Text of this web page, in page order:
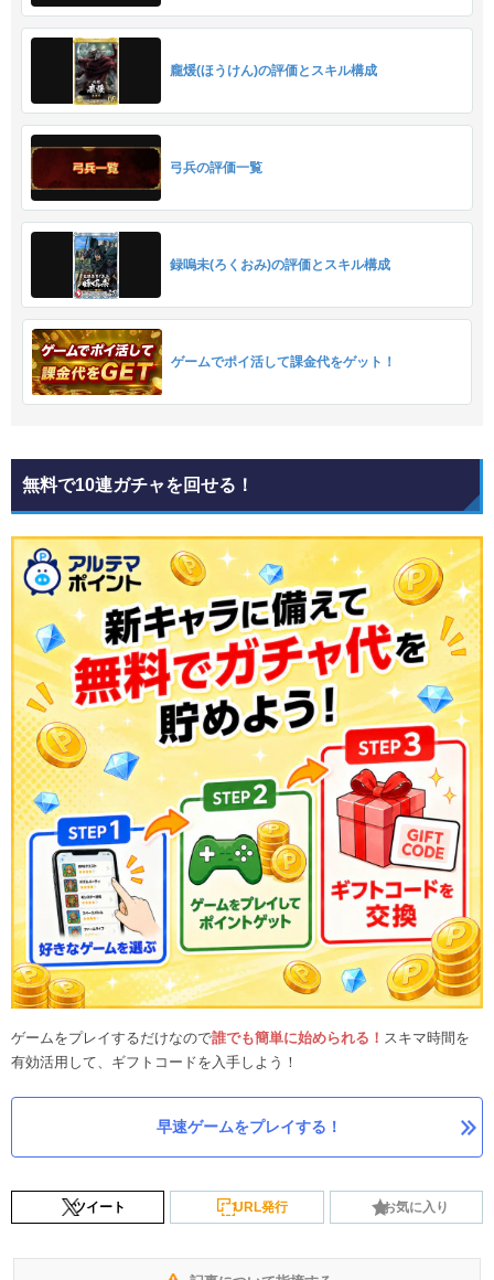
龐煖(ほうけん)の評価とスキル構成
弓兵の評価一覧
録嗚未(ろくおみ)の評価とスキル構成
ゲームでポイ活して課金代をゲット！
無料で10連ガチャを回せる！
ゲームをプレイするだけなので誰でも簡単に始められる！ スキマ時間を
有効活用して、ギフトコードを入手しよう！
早速ゲームをプレイする！
ツイート URL発行 お気に入り